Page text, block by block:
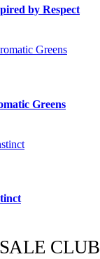
by Respect
Greens
CLUB